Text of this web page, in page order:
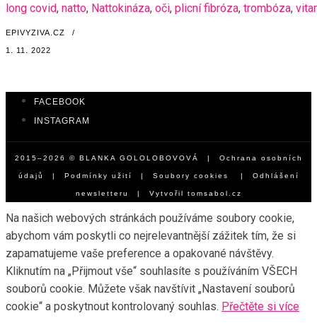
long covid, natto, Nattokináza, oči, plicní fibróza, trombóza,
EPIVYZIVA.CZ /
1. 11. 2022
FACEBOOK
INSTAGRAM
2015–2026 © BLANKA GOLOLOBOVOVÁ | Ochrana osobních
údajů | Podmínky užití | Soubory cookies | Odhlášení
newsletteru | Vytvořil tomsabol.cz
Na našich webových stránkách používáme soubory cookie,
abychom vám poskytli co nejrelevantnější zážitek tím, že si
zapamatujeme vaše preference a opakované návštěvy.
Kliknutím na „Přijmout vše“ souhlasíte s používáním VŠECH
souborů cookie. Můžete však navštívit „Nastavení souborů
cookie“ a poskytnout kontrolovaný souhlas. Přečtěte si více